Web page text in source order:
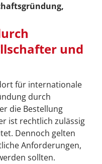
und
für internationale
durch
die Bestellung
ist rechtlich zulässig
Dennoch gelten
Anforderungen,
sollten.